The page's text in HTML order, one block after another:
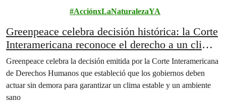
AcciónxLaNaturalezaYA
Greenpeace celebra decisión histórica: la Corte
Interamericana reconoce el derecho a un clima
sano como derecho individual.
Greenpeace celebra la decisión emitida por la Corte Interamericana
de Derechos Humanos que estableció que los gobiernos deben
actuar sin demora para garantizar un clima estable y un ambiente
sano